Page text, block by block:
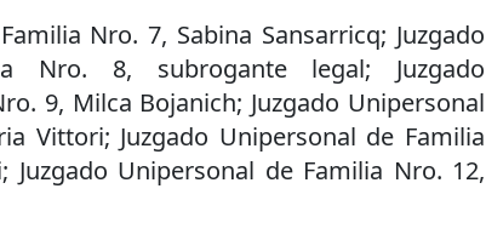
Nro. 7, Sabina Sansarricq; Juzgado
Nro. 8, subrogante legal; Juzgado
9, Milca Bojanich; Juzgado Unipersonal
Vittori; Juzgado Unipersonal de Familia
Juzgado Unipersonal de Familia Nro. 12,